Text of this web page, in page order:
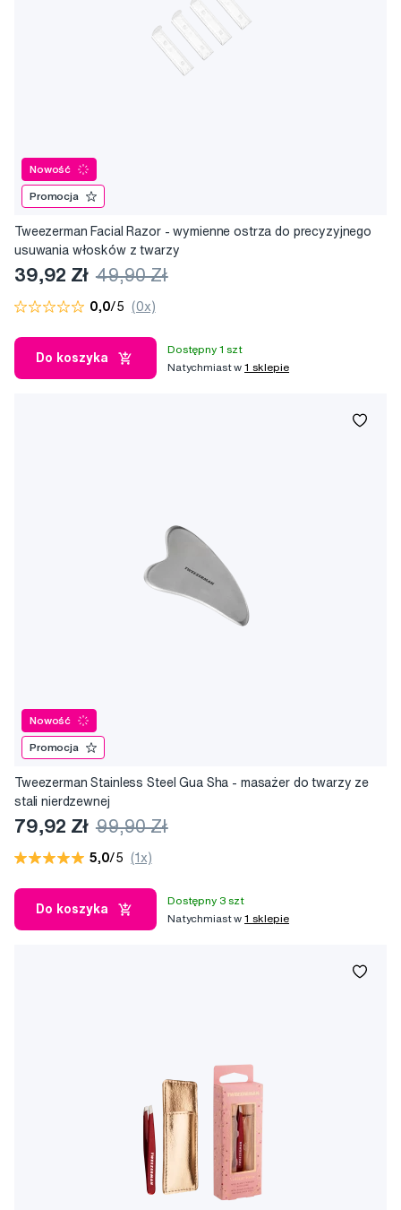
Nowość
Promocja
Tweezerman Facial Razor - wymienne ostrza do precyzyjnego
usuwania włosków z twarzy
39,92 Zł 49,90 Zł
0,0/5 (0x)
Do koszyka
Dostępny 1 szt
Natychmiast w1 sklepie
Nowość
Promocja
Tweezerman Stainless Steel Gua Sha - masażer do twarzy ze
stali nierdzewnej
79,92 Zł 99,90 Zł
5,0/5 (1x)
Do koszyka
Dostępny 3 szt
Natychmiast w1 sklepie